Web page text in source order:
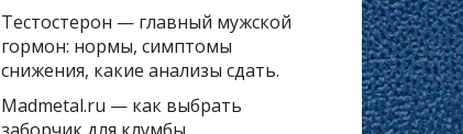
Тестостерон — главный мужской
гормон: нормы, симптомы
снижения, какие анализы сдать.
Madmetal.ru — как выбрать